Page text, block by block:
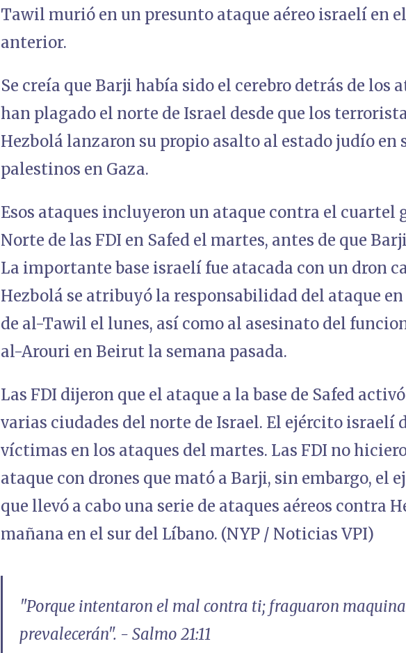
Tawil murió en un presunto ataque aéreo israelí en
anterior.
Se creía que Barji había sido el cerebro detrás de los
han plagado el norte de Israel desde que los
Hezbolá lanzaron su propio asalto al estado judío en
palestinos en Gaza.
Esos ataques incluyeron un ataque contra el cuartel
Norte de las FDI en Safed el martes, antes de que
La importante base israelí fue atacada con un dron
Hezbolá se atribuyó la responsabilidad del ataque
de al-Tawil el lunes, así como al asesinato del
al-Arouri en Beirut la semana pasada.
Las FDI dijeron que el ataque a la base de Safed
varias ciudades del norte de Israel. El ejército israelí
víctimas en los ataques del martes. Las FDI no
ataque con drones que mató a Barji, sin embargo, el
que llevó a cabo una serie de ataques aéreos contra
mañana en el sur del Líbano. (NYP / Noticias VPI)
"Porque intentaron el mal contra ti; fraguaron
prevalecerán". - Salmo 21:11